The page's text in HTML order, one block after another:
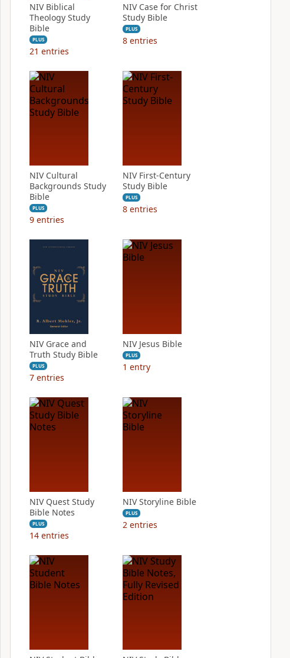
NIV Biblical
Theology Study
Bible
PLUS
21 entries
NIV Case for Christ
Study Bible
PLUS
8 entries
NIV Cultural
Backgrounds Study
Bible
PLUS
9 entries
NIV First-Century
Study Bible
PLUS
8 entries
NIV Grace and
Truth Study Bible
PLUS
7 entries
NIV Jesus Bible
PLUS
1 entry
NIV Quest Study
Bible Notes
PLUS
14 entries
NIV Storyline Bible
PLUS
2 entries